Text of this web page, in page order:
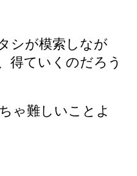
シが模索しなが
得ていくのだろう
ゃ難しいことよ